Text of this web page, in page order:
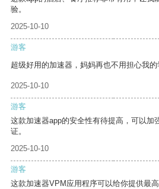
验。
2025-10-10
游客
超级好用的加速器，妈妈再也不用担心我的
2025-10-10
游客
这款加速器app的安全性有待提高，可以加
证。
2025-10-10
游客
这款加速器VPM应用程序可以给你提供最